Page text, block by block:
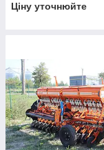
Ціну уточнюйте